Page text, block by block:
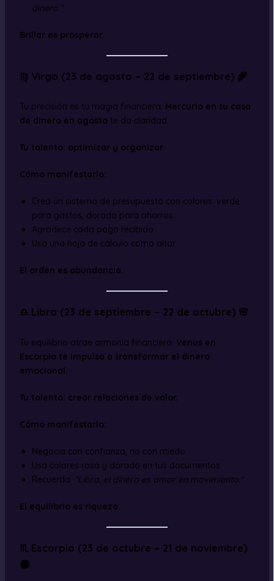
dinero.”
Brillar es prosperar.
♍ Virgo (23 de agosto – 22 de septiembre) 🌾
Tu precisión es tu magia financiera. Mercurio en tu casa
de dinero en agostote da claridad.
Tu talento: optimizar y organizar.
Cómo manifestarlo:
Crea un sistema de presupuesto con colores: verde
para gastos, dorado para ahorros.
Agradece cada pago recibido.
Usa una hoja de cálculo como altar.
El orden es abundancia.
♎ Libra (23 de septiembre – 22 de octubre) 🌸
Tu equilibrio atrae armonía financiera. Venus en
Escorpio te impulsa a transformar el dinero
emocional.
Tu talento: crear relaciones de valor.
Cómo manifestarlo:
Negocia con confianza, no con miedo.
Usa colores rosa y dorado en tus documentos.
Recuerda: “Libra, el dinero es amor en movimiento.”
El equilibrio es riqueza.
♏ Escorpio (23 de octubre – 21 de noviembre)
🌑